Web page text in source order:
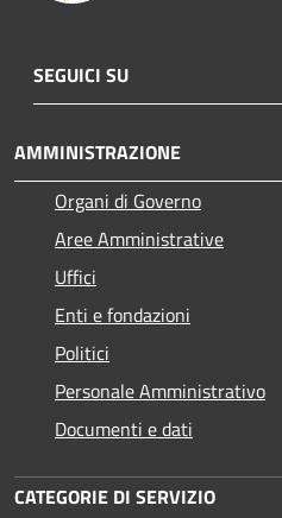
SEGUICI SU
AMMINISTRAZIONE
Organi di Governo
Aree Amministrative
Uffici
Enti e fondazioni
Politici
Personale Amministrativo
Documenti e dati
CATEGORIE DI SERVIZIO